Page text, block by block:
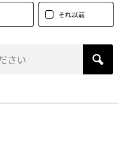
それ以前